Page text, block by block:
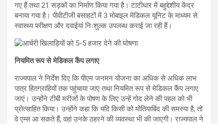
गए हैं तथा 21 सड़कों का निर्माण किया गया है। टाटीधार में बहुद्देशीय केंद्र
बनाया गया है। पीवीटीजी बसाहटों में 3 मोबाइल मेडिकल यूनिट के माध्यम से
स्वास्थ्य परीक्षण और दवाईयां निःशुल्क उपलब्ध कराई जा रही हैं।
नियमित रूप से मेडिकल कैंप लगाए
राज्यपाल ने निर्देश दिए कि पीएम जनमन योजना का अधिक से अधिक लाभ
पात्र हितग्राहियों तक पहुंचाया जाए तथा नियमित रूप से मेडिकल कैंप लगाए
जाएं। उन्होंने टीबी मरीजों के पोषण के लिए उन्हें गोद लेने की पहल को भी
प्रोत्साहित किया। उन्होंने कहा कि यदि किसी को मोतियाबिंद की समस्या है, तो
वे एम्स आ सकते हैं, वहां उनके ठहरने की व्यवस्था भी की जाएगी। राज्यपाल ने